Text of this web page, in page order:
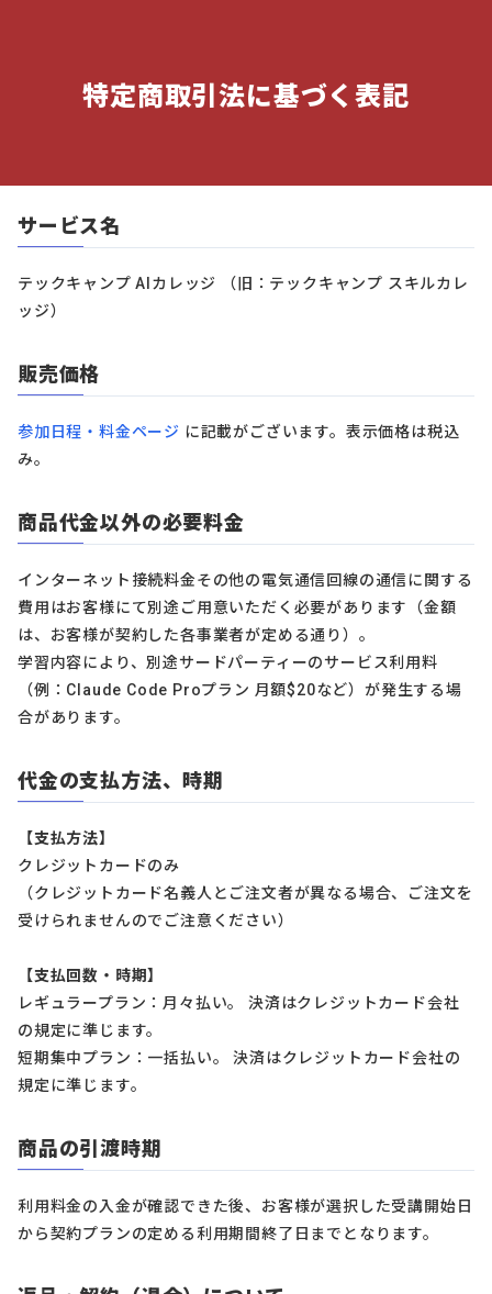
特定商取引法に基づく表記
サービス名
テックキャンプ AIカレッジ （旧：テックキャンプ スキルカレ
ッジ）
販売価格
参加日程・料金ページ に記載がございます。表示価格は税込
み。
商品代金以外の必要料金
インターネット接続料金その他の電気通信回線の通信に関する
費用はお客様にて別途ご用意いただく必要があります（金額
は、お客様が契約した各事業者が定める通り）。
学習内容により、別途サードパーティーのサービス利用料
（例：Claude Code Proプラン 月額$20など）が発生する場
合があります。
代金の支払方法、時期
【支払方法】
クレジットカードのみ
（クレジットカード名義人とご注文者が異なる場合、ご注文を
受けられませんのでご注意ください）
【支払回数・時期】
レギュラープラン：月々払い。 決済はクレジットカード会社
の規定に準じます。
短期集中プラン：一括払い。 決済はクレジットカード会社の
規定に準じます。
商品の引渡時期
利用料金の入金が確認できた後、お客様が選択した受講開始日
から契約プランの定める利用期間終了日までとなります。